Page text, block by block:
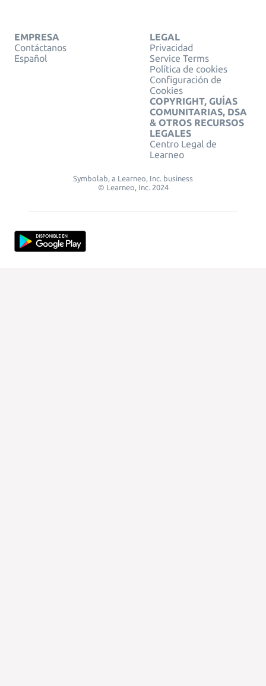
EMPRESA
Contáctanos
Español
LEGAL
Privacidad
Service Terms
Política de cookies
Configuración de
Cookies
COPYRIGHT, GUÍAS
COMUNITARIAS, DSA
& OTROS RECURSOS
LEGALES
Centro Legal de
Learneo
Symbolab, a Learneo, Inc. business
© Learneo, Inc. 2024